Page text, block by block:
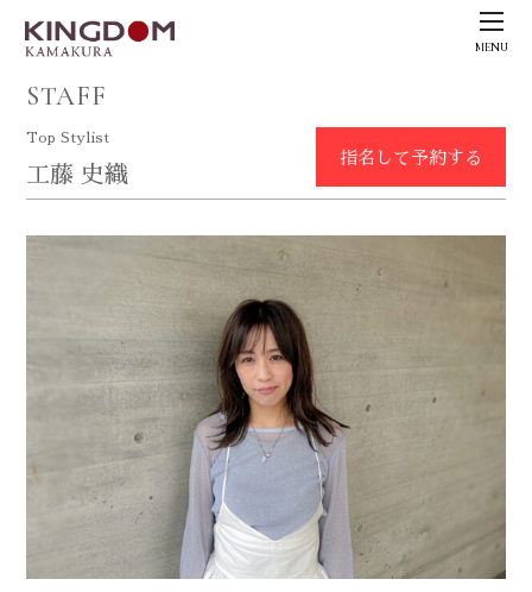
MENU
STAFF
Top Stylist
工藤 史織
指名して予約する